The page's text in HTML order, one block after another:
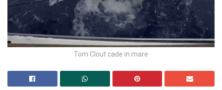
Tom Clout cade in mare